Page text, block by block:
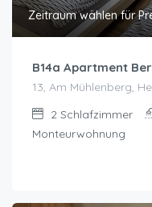
Zeitraum wählen für
B14a Apartment
13, Am Mühlenberg,
2 Schlafzimmer
Monteurwohnung